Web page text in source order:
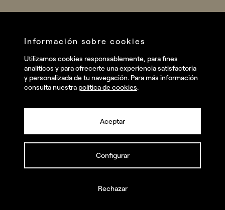
Talent
Contact
Instagram
Facebook
© summa.es Todos los derechos reservados.
Información sobre cookies
Utilizamos cookies responsablemente, para fines
analíticos y para ofrecerte una experiencia satisfactoria
y personalizada de tu navegación. Para más información
consulta nuestra política de cookies.
Aceptar
Configurar
Rechazar